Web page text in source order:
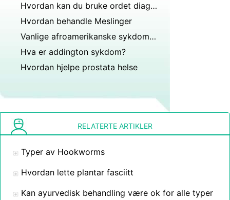
Hvordan kan du bruke ordet diagnostisere i en setning?
Hvordan behandle Meslinger
Vanlige afroamerikanske sykdommer
Hva er addington sykdom?
Hvordan hjelpe prostata helse
RELATERTE ARTIKLER
Typer av Hookworms
Hvordan lette plantar fasciitt
Kan ayurvedisk behandling være ok for alle typer